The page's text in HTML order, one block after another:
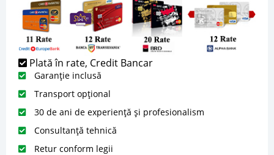
Plată în rate, Credit Bancar
Garanție inclusă
Transport opțional
30 de ani de experiență și profesionalism
Consultanță tehnică
Retur conform legii